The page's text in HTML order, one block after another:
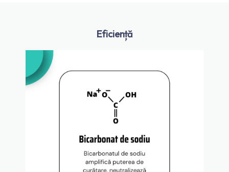
Eficiență